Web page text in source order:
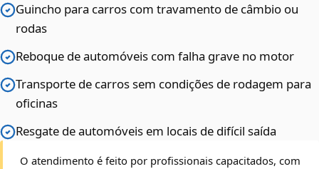
Guincho para carros com travamento de câmbio ou
rodas
Reboque de automóveis com falha grave no motor
Transporte de carros sem condições de rodagem para
oficinas
Resgate de automóveis em locais de difícil saída
O atendimento é feito por profissionais capacitados, com